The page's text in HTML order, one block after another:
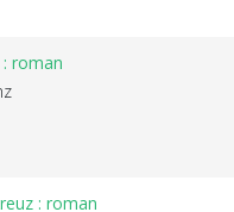
roman
: roman